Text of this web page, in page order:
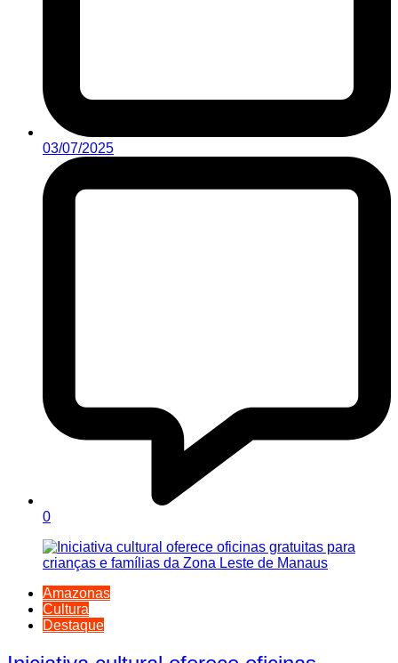
03/07/2025
0
Amazonas
Cultura
Destaque